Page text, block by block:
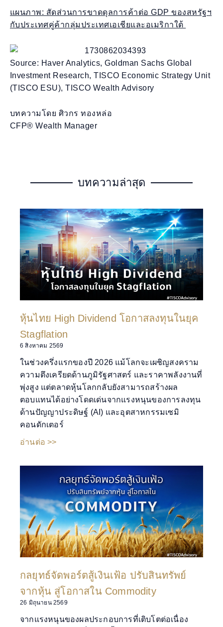
แผนภาพ: สัดส่วนการขาดดุลการค้าต่อ GDP ของสหรัฐฯ
กับประเทศคู่ค้ากลุ่มประเทศเอเชียและอเมริกาใต้
Source: Haver Analytics, Goldman Sachs Global
Investment Research, TISCO Economic Strategy Unit
(TISCO ESU), TISCO Wealth Advisory
บทความโดย ศิวกร ทองหล่อ
CFP® Wealth Manager
บทความล่าสุด
หุ้นไทย High Dividend โอกาสลงทุนในยุค
Stagflation
6 สิงหาคม 2569
ในช่วงครึ่งแรกของปี 2026 แม้โลกจะเผชิญสงคราม
ความตึงเครียดด้านภูมิรัฐศาสตร์ และราคาพลังงานที่
พุ่งสูง แต่ตลาดหุ้นโลกกลับยังสามารถสร้างผล
ตอบแทนได้อย่างโดดเด่นจากแรงหนุนของการลงทุน
ด้านปัญญาประดิษฐ์ (AI) และอุตสาหกรรมเซมิ
คอนดักเตอร์
อ่านต่อ >>
กลยุทธ์จัดพอร์ตสู้เงินเฟ้อ ปรับสินทรัพย์
จากหุ้น สู่โอกาสใน Commodity
26 มิถุนายน 2569
จากแรงหนุนของผลประกอบการที่เติบโตต่อเนื่อง